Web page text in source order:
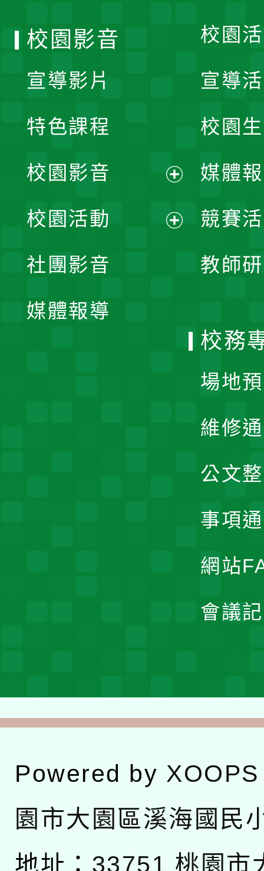
校園
宣導
校園
媒體
競賽
教師
校園影音
宣導影片
特色課程
校園影音
開
校園活動
社團影音
媒體報導
校務
場地
維修
公文
事項
網站
會議
Powered by XOOPS
園市大園區溪海國民
地址： 33751 桃園市